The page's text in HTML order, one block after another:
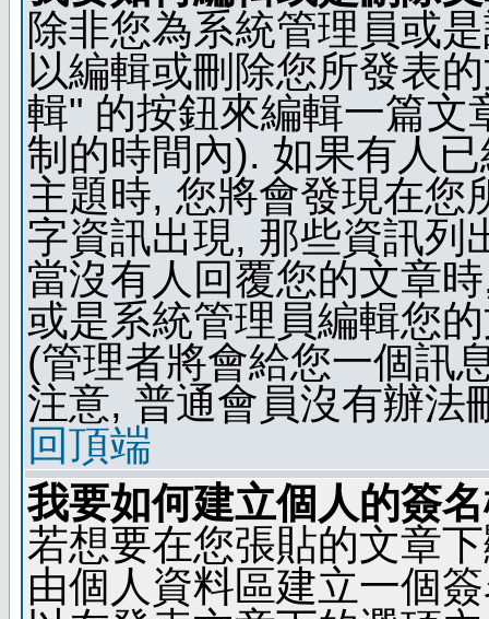
除非您為系統管理員或
以編輯或刪除您所發表
輯" 的按鈕來編輯一篇文
制的時間內). 如果有人
主題時, 您將會發現在您
字資訊出現, 那些資訊列
當沒有人回覆您的文章
或是系統管理員編輯您
(管理者將會給您一個訊
注意, 普通會員沒有辦法
回頂端
我要如何建立個人的簽
若想要在您張貼的文章
由個人資料區建立一個